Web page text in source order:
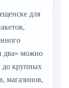
для
два» можно
до крупных
магазинов,